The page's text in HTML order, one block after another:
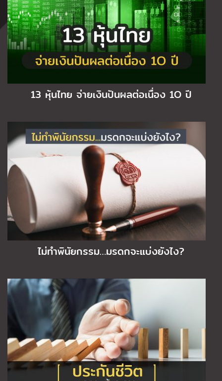
13 หุ้นไทย จ่ายเงินปันผลต่อเนื่อง 1O ปี
ไม่ทำพินัยกรรม…มรดกจะแบ่งยังไง?